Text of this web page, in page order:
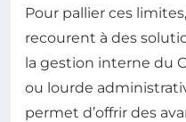
Pour pallier ces
recourent à des
la gestion interne du
ou lourde
permet d’offrir des